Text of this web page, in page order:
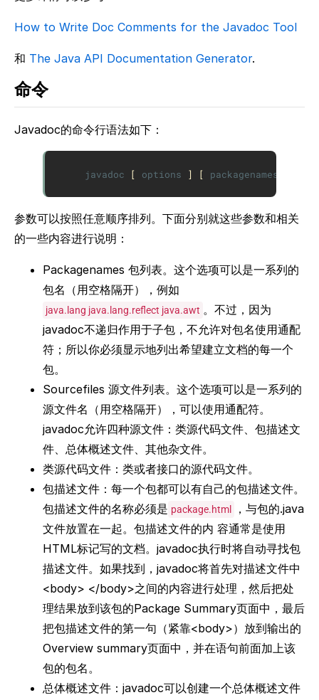
How to Write Doc Comments for the Javadoc Tool
和 The Java API Documentation Generator.
命令
Javadoc的命令行语法如下：
javadoc [ options ] [ packagenames
参数可以按照任意顺序排列。下面分别就这些参数和相关
的一些内容进行说明：
Packagenames 包列表。这个选项可以是一系列的
包名（用空格隔开），例如
java.lang java.lang.reflect java.awt 。不过，因为
javadoc不递归作用于子包，不允许对包名使用通配
符；所以你必须显示地列出希望建立文档的每一个
包。
Sourcefiles 源文件列表。这个选项可以是一系列的
源文件名（用空格隔开），可以使用通配符。
javadoc允许四种源文件：类源代码文件、包描述文
件、总体概述文件、其他杂文件。
类源代码文件：类或者接口的源代码文件。
包描述文件：每一个包都可以有自己的包描述文件。
包描述文件的名称必须是 package.html
，与包的.java
文件放置在一起。包描述文件的内 容通常是使用
HTML标记写的文档。javadoc执行时将自动寻找包
描述文件。如果找到，javadoc将首先对描述文件中
<body> </body>之间的内容进行处理，然后把处
理结果放到该包的Package Summary页面中，最后
把包描述文件的第一句（紧靠<body>）放到输出的
Overview summary页面中，并在语句前面加上该
包的包名。
总体概述文件：javadoc可以创建一个总体概述文件